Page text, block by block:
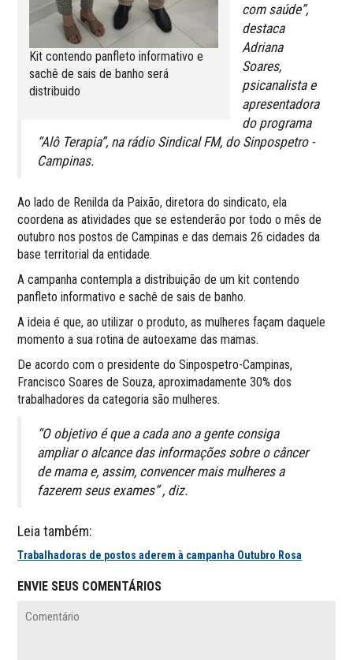
Kit contendo panfleto informativo e
sachê de sais de banho será
distribuido
com saúde”,
destaca
Adriana
Soares,
psicanalista e
apresentadora
do programa
“Alô Terapia”, na rádio Sindical FM, do Sinpospetro -
Campinas.
Ao lado de Renilda da Paixão, diretora do sindicato, ela
coordena as atividades que se estenderão por todo o mês de
outubro nos postos de Campinas e das demais 26 cidades da
base territorial da entidade.
A campanha contempla a distribuição de um kit contendo
panfleto informativo e sachê de sais de banho.
A ideia é que, ao utilizar o produto, as mulheres façam daquele
momento a sua rotina de autoexame das mamas.
De acordo com o presidente do Sinpospetro-Campinas,
Francisco Soares de Souza, aproximadamente 30% dos
trabalhadores da categoria são mulheres.
“O objetivo é que a cada ano a gente consiga
ampliar o alcance das informações sobre o câncer
de mama e, assim, convencer mais mulheres a
fazerem seus exames” , diz.
Leia também:
Trabalhadoras de postos aderem à campanha Outubro Rosa
ENVIE SEUS COMENTÁRIOS